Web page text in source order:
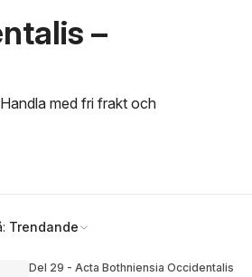
–
med fri frakt och
Trendande
Del 29 - Acta Bothniensia Occidentalis